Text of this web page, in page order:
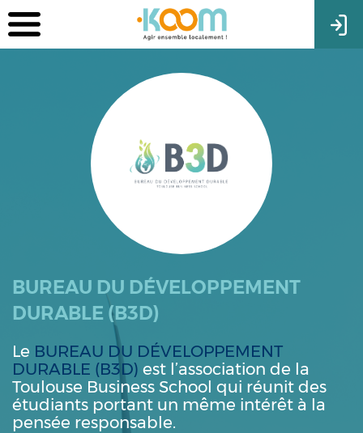
BUREAU DU DÉVELOPPEMENT
DURABLE (B3D)
Le BUREAU DU DÉVELOPPEMENT
DURABLE (B3D) est l’association de la
Toulouse Business School qui réunit des
étudiants portant un même intérêt à la
pensée responsable.